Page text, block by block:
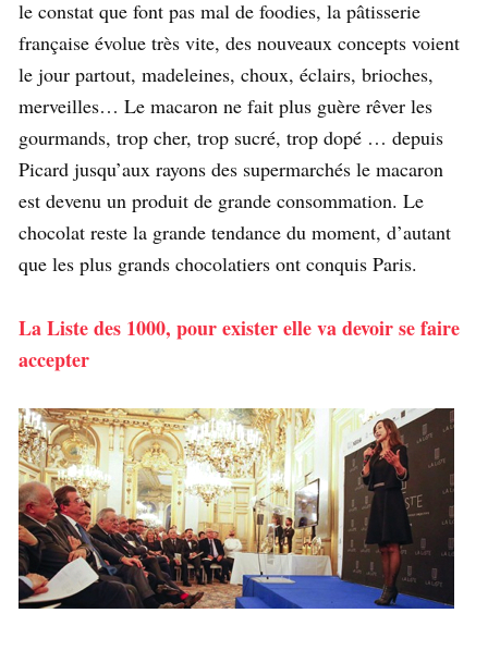
le constat que font pas mal de foodies, la pâtisserie
française évolue très vite, des nouveaux concepts voient
le jour partout, madeleines, choux, éclairs, brioches,
merveilles… Le macaron ne fait plus guère rêver les
gourmands, trop cher, trop sucré, trop dopé … depuis
Picard jusqu’aux rayons des supermarchés le macaron
est devenu un produit de grande consommation. Le
chocolat reste la grande tendance du moment, d’autant
que les plus grands chocolatiers ont conquis Paris.
La Liste des 1000, pour exister elle va devoir se faire
accepter